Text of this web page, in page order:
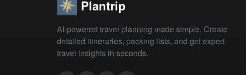
Plantrip
AI-powered travel planning made simple. Create
detailed itineraries, packing lists, and get expert
travel insights in seconds.